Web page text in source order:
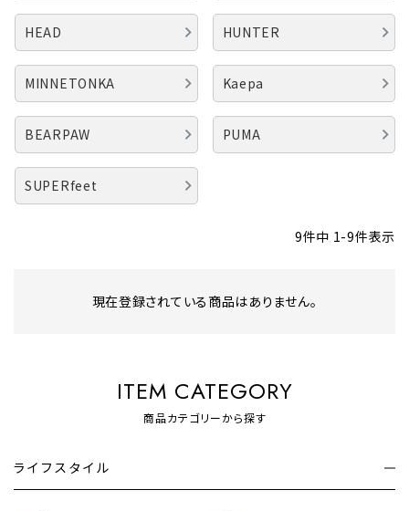
HEAD HUNTER
MINNETONKA Kaepa
BEARPAW PUMA
SUPERfeet
9件中 1-9件表示
現在登録されている商品はありません。
ITEM CATEGORY
商品カテゴリーから探す
ライフスタイル